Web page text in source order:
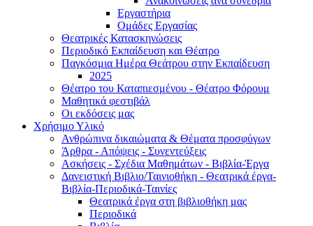
Εργαστήρια
Ομάδες Εργασίας
Θεατρικές Κατασκηνώσεις
Περιοδικό Εκπαίδευση και Θέατρο
Παγκόσμια Ημέρα Θεάτρου στην Εκπαίδευση
2025
Θέατρο του Καταπιεσμένου - Θέατρο Φόρουμ
Μαθητικά φεστιβάλ
Οι εκδόσεις μας
Χρήσιμο Υλικό
Ανθρώπινα δικαιώματα & Θέματα προσφύγων
Άρθρα - Απόψεις - Συνεντεύξεις
Ασκήσεις - Σχέδια Μαθημάτων - Βιβλία-Έργα
Δανειστική Βιβλιο/Ταινιοθήκη - Θεατρικά έργα-
Βιβλία-Περιοδικά-Ταινίες
Θεατρικά έργα στη βιβλιοθήκη μας
Περιοδικά